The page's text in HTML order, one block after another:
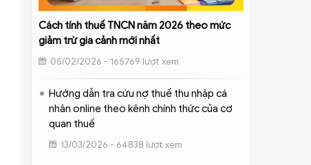
Cách tính thuế TNCN năm 2026 theo mức
giảm trừ gia cảnh mới nhất
05/02/2026 - 165769 lượt xem
Hướng dẫn tra cứu nợ thuế thu nhập cá
nhân online theo kênh chính thức của cơ
quan thuế
13/03/2026 - 64838 lượt xem